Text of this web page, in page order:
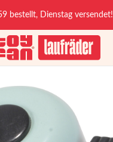
bestellt, Dienstag versendet!